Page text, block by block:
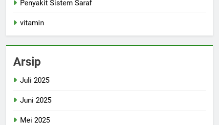
Penyakit Sistem Saraf
vitamin
Arsip
Juli 2025
Juni 2025
Mei 2025